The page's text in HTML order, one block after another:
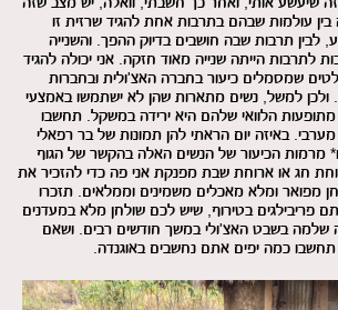
בין עולמות שבהם בתרבות אחת להגיד שרזית זו
תרבות שבה חושבים בדיוק ההפך. והשנייה
לתרבות הייתה שנייה מאוד חזקה. אני יכולה להגיד
שמסמלים כיעור בחברה האצ'ולית ובחברות
ולכן למשל, נשים מתארות שהן לא ישתמשו באמצעי
הלוואי שלהם היא ירידה במשקל. תחשבו
באיזה יום הראתי להן תמונות של בר רפאלי
מרמות הכיעור של הנשים האלה בהקשר של הגוף
חג או ארוחת שבת מפנקת אני פה כדי להזכיר את
מפואר ומלא מאכלים משמינים וממלאים. תזכרו
פריבילגים בטירוף, שיש לכם שולחן מלא במעדנים
שלמה בשבט האצ'ולי במשך חודשים רבים. ושאם
כמה יפים אתם נחשבים באוגנדה.